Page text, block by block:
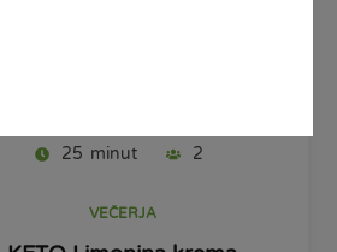
25 minut 2
VEČERJA